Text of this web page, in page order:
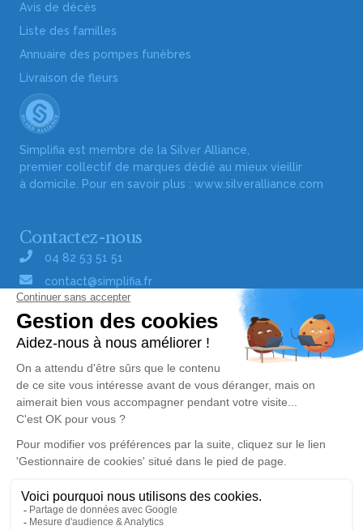
Avis de décès
Liste des familles
Annuaire des pompes funèbres
Livraison de fleurs
Simplifia est membre de la Silver Alliance,
premier collectif de marques dédié au mieux vieillir
à domicile. Pour en savoir plus : www.silveralliance.com
Contactez-nous
04 82 53 51 51
contact@simplifia.fr
Réseaux sociaux
Liens utiles
Publier un avis de décès
Signaler un abus/une erreur
Consultez nos offres d'emploi
Politique de traitement des données